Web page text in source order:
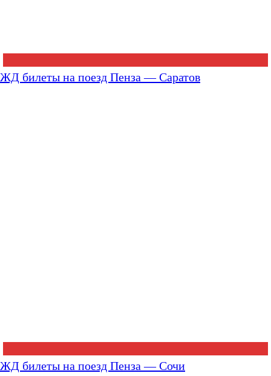
ЖД билеты на поезд Пенза — Саратов
ЖД билеты на поезд Пенза — Сочи